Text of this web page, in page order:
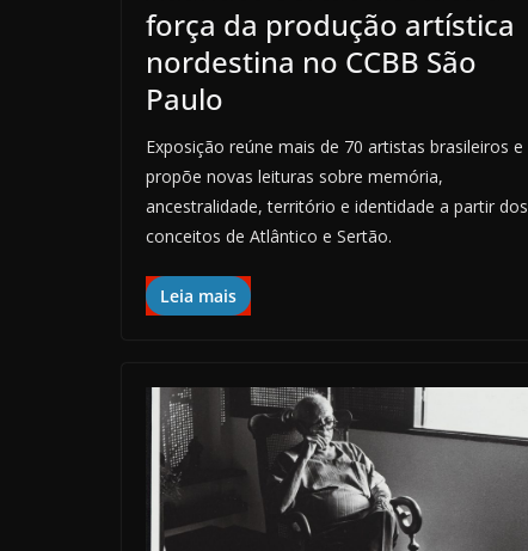
força da produção artística
nordestina no CCBB São
Paulo
Exposição reúne mais de 70 artistas brasileiros e
propõe novas leituras sobre memória,
ancestralidade, território e identidade a partir dos
conceitos de Atlântico e Sertão.
Leia mais